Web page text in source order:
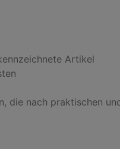
die nach praktischen